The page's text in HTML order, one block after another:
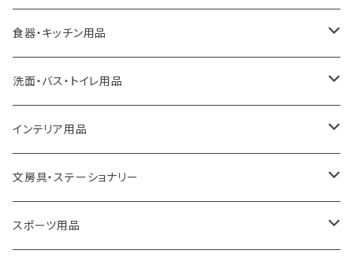
ideaco
a.depeche
ROOTOTE
100percent
藤田金属
エコバッグ
アクセサリー
トートバッグ
保冷バッグ
リュックサック
食器・キッチン用品
キッチンラック
キッチンペーパーホルダー
食器・テーブルウェア
ゴミ箱
洗面・バス・トイレ用品
洗面用品
掃除・洗濯用品
トイレ用品
インテリア用品
アイロン台
アクセサリー収納
文房具・ステーショナリー
筆記具・ペン
スポーツ用品